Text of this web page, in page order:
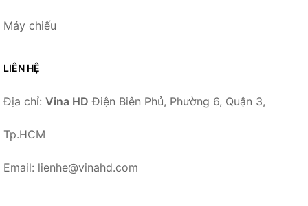
Máy chiếu
LIÊN HỆ
Địa chỉ: Vina HD Điện Biên Phủ, Phường 6, Quận 3,
Tp.HCM
Email: lienhe@vinahd.com